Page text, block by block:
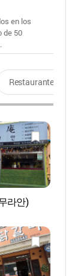
en los
de 50
Restaurantes
라안)